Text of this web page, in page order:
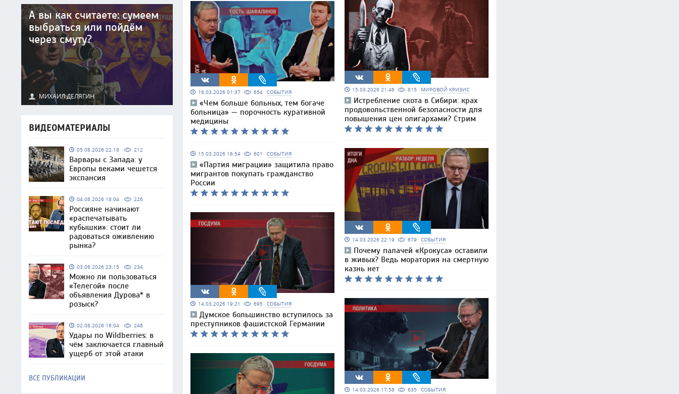
А вы как считаете: сумеем
выбраться или пойдём
через смуту?
МИХАИЛ ДЕЛЯГИН
ВИДЕОМАТЕРИАЛЫ
05.08.2026 22:18 212
Варвары с Запада: у
Европы веками чешется
экспансия
04.08.2026 18:04 226
Россияне начинают
«распечатывать
кубышки»: стоит ли
радоваться оживлению
рынка?
03.08.2026 23:15 234
Можно ли пользоваться
«Телегой» после
объявления Дурова* в
розыск?
02.08.2026 16:04 248
Удары по Wildberries: в
чём заключается главный
ущерб от этой атаки
ВСЕ ПУБЛИКАЦИИ
16.03.2026 01:37 654 СОБЫТИЯ
«Чем больше больных, тем богаче
больница» — порочность куративной
медицины
15.03.2026 16:54 601 СОБЫТИЯ
«Партия миграции» защитила право
мигрантов покупать гражданство
России
14.03.2026 19:21 695 СОБЫТИЯ
Думское большинство вступилось за
преступников фашистской Германии
15.03.2026 21:46 815 МИРОВОЙ КРИЗИС
Истребление скота в Сибири: крах
продовольственной безопасности для
повышения цен олигархами? Стрим
14.03.2026 22:19 679 СОБЫТИЯ
Почему палачей «Крокуса» оставили
в живых? Ведь моратория на смертную
казнь нет
14.03.2026 17:58 635 СОБЫТИЯ